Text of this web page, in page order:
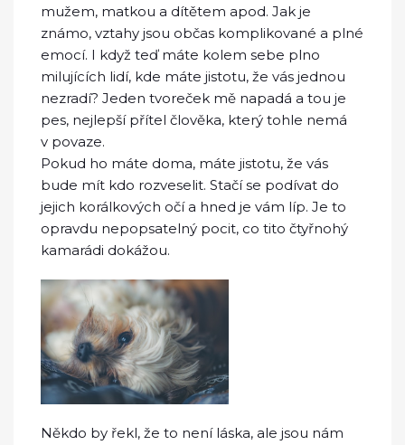
mužem, matkou a dítětem apod. Jak je
známo, vztahy jsou občas komplikované a plné
emocí. I když teď máte kolem sebe plno
milujících lidí, kde máte jistotu, že vás jednou
nezradí? Jeden tvoreček mě napadá a tou je
pes, nejlepší přítel člověka, který tohle nemá
v povaze.
Pokud ho máte doma, máte jistotu, že vás
bude mít kdo rozveselit. Stačí se podívat do
jejich korálkových očí a hned je vám líp. Je to
opravdu nepopsatelný pocit, co tito čtyřnohý
kamarádi dokážou.
Někdo by řekl, že to není láska, ale jsou nám